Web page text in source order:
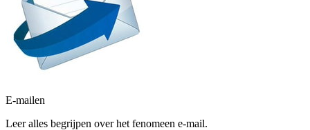
E-mailen
Leer alles begrijpen over het fenomeen e-mail.